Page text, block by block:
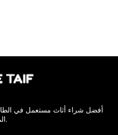
المستعمل عالي الجودة بأسعار معقولة.